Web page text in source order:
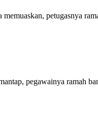
petugasnya
pegawainya ramah